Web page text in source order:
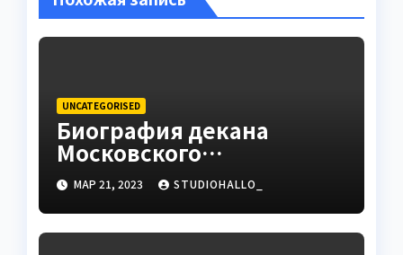
UNCATEGORISED
Биография декана
Московского
государственного
университета Андрея
Сидорова — от студента
до руководителя
МАР 21, 2023 STUDIOHALLO_